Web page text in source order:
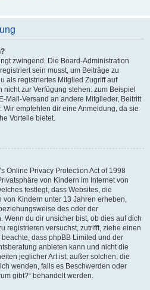
zwingend. Die Board-Administration
sein musst, um Beiträge zu
als registriertes Mitglied Zugriff auf
zur Verfügung stehen: zum Beispiel
Mail-Versand an andere Mitglieder, Beitritt
empfehlen dir eine Anmeldung, da sie
Vorteile bietet.
Online Privacy Protection Act of 1998
von Kindern im Internet von
festlegt, dass Websites, die
Kindern unter 13 Jahren erheben,
des oder der
Wenn du dir unsicher bist, ob dies auf dich
registrieren versuchst, zutrifft, ziehe einen
dass phpBB Limited und der
anbieten kann und nicht die
jeglicher Art ist; außer solchen, die
wenden, falls es Beschwerden oder
gibt?“ behandelt werden.